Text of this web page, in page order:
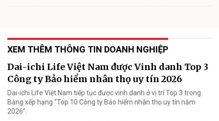
XEM THÊM THÔNG TIN DOANH NGHIỆP
Dai-ichi Life Việt Nam được Vinh danh Top 3
Công ty Bảo hiểm nhân thọ uy tín 2026
Dai-ichi Life Việt Nam tiếp tục được vinh danh ở vị trí Top 3 trong
Bảng xếp hạng “Top 10 Công ty Bảo hiểm nhân thọ uy tín năm
2026”.